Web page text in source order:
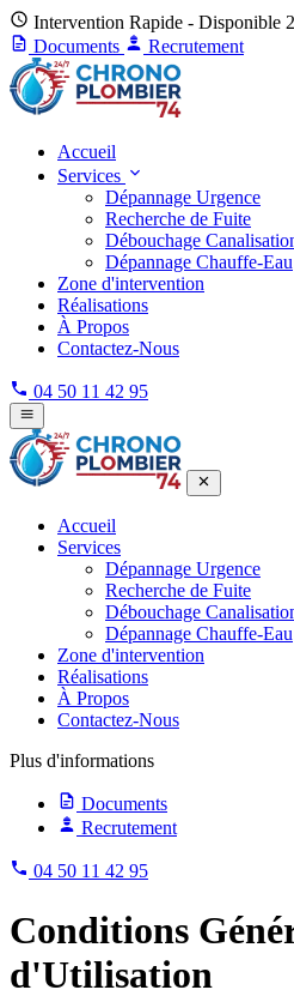
Intervention Rapide - Disponible
Documents
Recrutement
Accueil
Services
Dépannage Urgence
Recherche de Fuite
Débouchage
Dépannage Chauffe-Eau
Zone d'intervention
Réalisations
À Propos
Contactez-Nous
04 50 11 42 95
Accueil
Services
Dépannage Urgence
Recherche de Fuite
Débouchage
Dépannage Chauffe-Eau
Zone d'intervention
Réalisations
À Propos
Contactez-Nous
Plus d'informations
Documents
Recrutement
04 50 11 42 95
Conditions
d'Utilisation